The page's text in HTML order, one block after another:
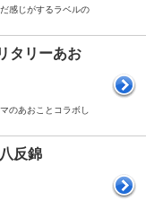
感じがするラベルの
タリーあお
のあおことコラボし
反錦